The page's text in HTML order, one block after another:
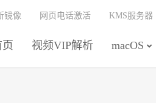
视频VIP解析 macOS
镜像 网页电话激活 KMS服务器